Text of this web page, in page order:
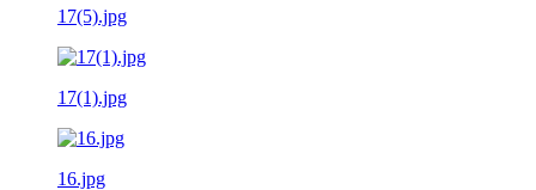
17(5).jpg
17(1).jpg
16.jpg